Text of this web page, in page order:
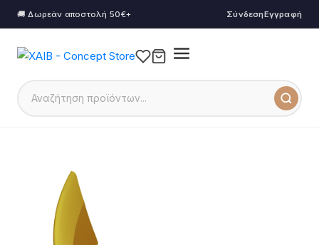
🚚 Δωρεάν αποστολή 50€+ ΣύνδεσηΕγγραφή